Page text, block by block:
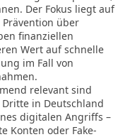
Der Fokus liegt auf
über
finanziellen
Wert auf schnelle
im Fall von
relevant sind
in Deutschland
digitalen Angriffs –
Konten oder Fake-